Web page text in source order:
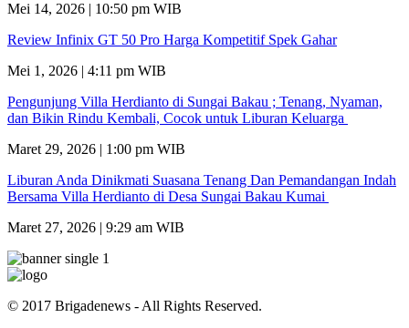
Mei 14, 2026 | 10:50 pm WIB
Review Infinix GT 50 Pro Harga Kompetitif Spek Gahar
Mei 1, 2026 | 4:11 pm WIB
Pengunjung Villa Herdianto di Sungai Bakau ; Tenang, Nyaman,
dan Bikin Rindu Kembali, Cocok untuk Liburan Keluarga
Maret 29, 2026 | 1:00 pm WIB
Liburan Anda Dinikmati Suasana Tenang Dan Pemandangan Indah
Bersama Villa Herdianto di Desa Sungai Bakau Kumai
Maret 27, 2026 | 9:29 am WIB
© 2017 Brigadenews - All Rights Reserved.